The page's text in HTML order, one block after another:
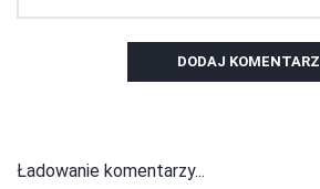
DODAJ KOMENTARZ
Ładowanie komentarzy...